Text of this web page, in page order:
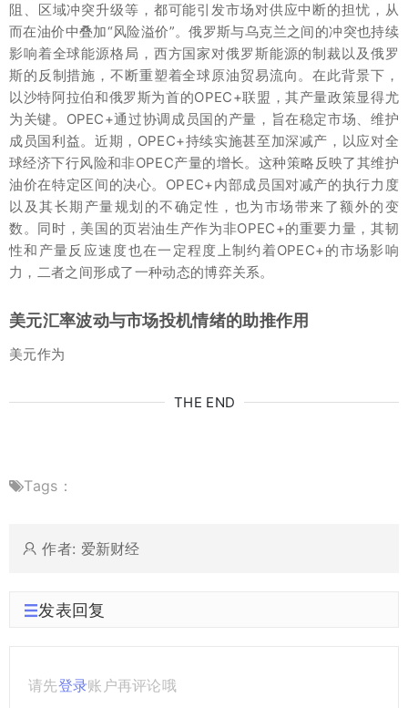
阻、区域冲突升级等，都可能引发市场对供应中断的担忧，从
而在油价中叠加“风险溢价”。俄罗斯与乌克兰之间的冲突也持续
影响着全球能源格局，西方国家对俄罗斯能源的制裁以及俄罗
斯的反制措施，不断重塑着全球原油贸易流向。在此背景下，
以沙特阿拉伯和俄罗斯为首的OPEC+联盟，其产量政策显得尤
为关键。OPEC+通过协调成员国的产量，旨在稳定市场、维护
成员国利益。近期，OPEC+持续实施甚至加深减产，以应对全
球经济下行风险和非OPEC产量的增长。这种策略反映了其维护
油价在特定区间的决心。OPEC+内部成员国对减产的执行力度
以及其长期产量规划的不确定性，也为市场带来了额外的变
数。同时，美国的页岩油生产作为非OPEC+的重要力量，其韧
性和产量反应速度也在一定程度上制约着OPEC+的市场影响
力，二者之间形成了一种动态的博弈关系。
美元汇率波动与市场投机情绪的助推作用
美元作为
THE END
Tags：
作者: 爱新财经
发表回复
请先登录账户再评论哦